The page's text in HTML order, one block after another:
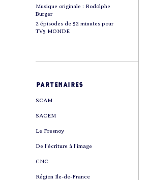
Musique originale : Rodolphe
Burger
2 épisodes de 52 minutes pour
TV5 MONDE
partenaires
SCAM
SACEM
Le Fresnoy
De l’écriture à l’image
CNC
Région Ile-de-France